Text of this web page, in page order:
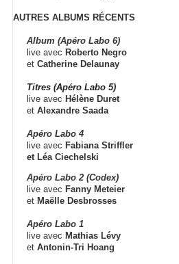
AUTRES ALBUMS RÉCENTS
Album (Apéro Labo 6)
live avec Roberto Negro
et Catherine Delaunay
Titres (Apéro Labo 5)
live avec Hélène Duret
et Alexandre Saada
Apéro Labo 4
live avec Fabiana Striffler
et Léa Ciechelski
Apéro Labo 2 (Codex)
live avec Fanny Meteier
et Maëlle Desbrosses
Apéro Labo 1
live avec Mathias Lévy
et Antonin-Tri Hoang